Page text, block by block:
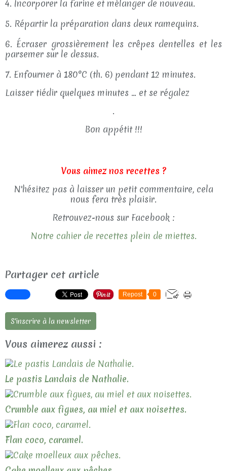
4. Incorporer la farine et mélanger de nouveau.
5. Répartir la préparation dans deux ramequins.
6. Écraser grossièrement les crêpes dentelles et les
parsemer sur le dessus.
7. Enfourner à 180°C (th. 6) pendant 12 minutes.
Laisser tiédir quelques minutes … et se régalez
.
Bon appétit !!!
Vous aimez nos recettes ?
N'hésitez pas à laisser un petit commentaire, cela
nous fera très plaisir.
Retrouvez-nous sur Facebook :
Notre cahier de recettes plein de miettes.
Partager cet article
Repost 0
S'inscrire à la newsletter
Vous aimerez aussi :
Le pastis Landais de Nathalie.
Crumble aux figues, au miel et aux noisettes.
Flan coco, caramel.